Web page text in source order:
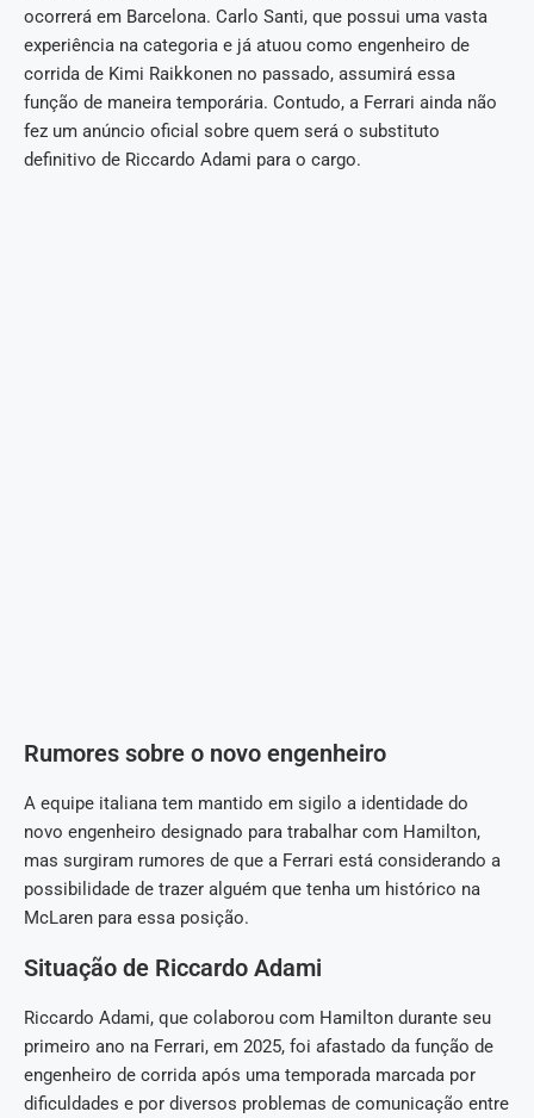
ocorrerá em Barcelona. Carlo Santi, que possui uma vasta
experiência na categoria e já atuou como engenheiro de
corrida de Kimi Raikkonen no passado, assumirá essa
função de maneira temporária. Contudo, a Ferrari ainda não
fez um anúncio oficial sobre quem será o substituto
definitivo de Riccardo Adami para o cargo.
Rumores sobre o novo engenheiro
A equipe italiana tem mantido em sigilo a identidade do
novo engenheiro designado para trabalhar com Hamilton,
mas surgiram rumores de que a Ferrari está considerando a
possibilidade de trazer alguém que tenha um histórico na
McLaren para essa posição.
Situação de Riccardo Adami
Riccardo Adami, que colaborou com Hamilton durante seu
primeiro ano na Ferrari, em 2025, foi afastado da função de
engenheiro de corrida após uma temporada marcada por
dificuldades e por diversos problemas de comunicação entre